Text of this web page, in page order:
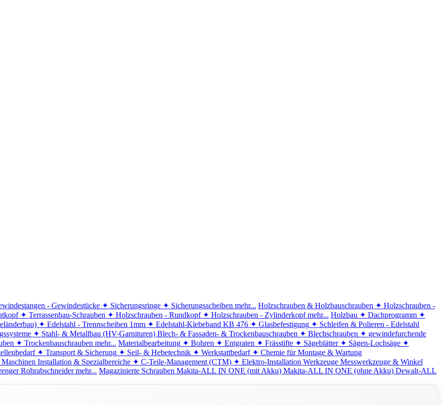
- Gewindestücke ✦ Sicherungsringe ✦ Sicherungsscheiben mehr... Holzschrauben & Holzbauschrauben ✦ Holzschrauben -
✦ Terrassenbau-Schrauben ✦ Holzschrauben - Rundkopf ✦ Holzschrauben - Zylinderkopf mehr... Holzbau ✦ Dachprogramm ✦
✦ Edelstahl - Trennscheiben 1mm ✦ Edelstahl-Klebeband KB 476 ✦ Glasbefestigung ✦ Schleifen & Polieren - Edelstahl
✦ Stahl- & Metallbau (HV-Garnituren) Blech- & Fassaden- & Trockenbauschrauben ✦ Blechschrauben ✦ gewindefurchende
✦ Trockenbauschrauben mehr... Materialbearbeitung ✦ Bohren ✦ Entgraten ✦ Frässtifte ✦ Sägeblätter ✦ Sägen-Lochsäge ✦
✦ Transport & Sicherung ✦ Seil- & Hebetechnik ✦ Werkstattbedarf ✦ Chemie für Montage & Wartung
Installation & Spezialbereiche ✦ C-Teile-Management (CTM) ✦ Elektro-Installation Werkzeuge Messwerkzeuge & Winkel
Rohrabschneider mehr... Magazinierte Schrauben Makita-ALL IN ONE (mit Akku) Makita-ALL IN ONE (ohne Akku) Dewalt-ALL